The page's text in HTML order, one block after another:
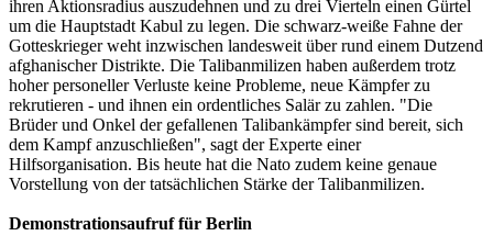
ihren Aktionsradius auszudehnen und zu drei Vierteln einen Gürtel
um die Hauptstadt Kabul zu legen. Die schwarz-weiße Fahne der
Gotteskrieger weht inzwischen landesweit über rund einem Dutzend
afghanischer Distrikte. Die Talibanmilizen haben außerdem trotz
hoher personeller Verluste keine Probleme, neue Kämpfer zu
rekrutieren - und ihnen ein ordentliches Salär zu zahlen. "Die
Brüder und Onkel der gefallenen Talibankämpfer sind bereit, sich
dem Kampf anzuschließen", sagt der Experte einer
Hilfsorganisation. Bis heute hat die Nato zudem keine genaue
Vorstellung von der tatsächlichen Stärke der Talibanmilizen.
Demonstrationsaufruf für Berlin